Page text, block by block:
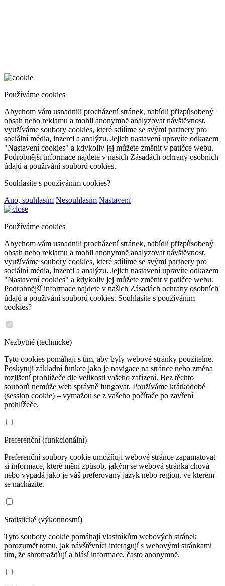
Používáme cookies
Abychom vám usnadnili procházení stránek, nabídli přizpůsobený
obsah nebo reklamu a mohli anonymně analyzovat návštěvnost,
využíváme soubory cookies, které sdílíme se svými partnery pro
sociální média, inzerci a analýzu. Jejich nastavení upravíte odkazem
"Nastavení cookies" a kdykoliv jej můžete změnit v patičce webu.
Podrobnější informace najdete v našich Zásadách ochrany osobních
údajů a používání souborů cookies.
Souhlasíte s používáním cookies?
Ano, souhlasím Nesouhlasím Nastavení
Používáme cookies
Abychom vám usnadnili procházení stránek, nabídli přizpůsobený
obsah nebo reklamu a mohli anonymně analyzovat návštěvnost,
využíváme soubory cookies, které sdílíme se svými partnery pro
sociální média, inzerci a analýzu. Jejich nastavení upravíte odkazem
"Nastavení cookies" a kdykoliv jej můžete změnit v patičce webu.
Podrobnější informace najdete v našich Zásadách ochrany osobních
údajů a používání souborů cookies. Souhlasíte s používáním
cookies?
Nezbytné (technické)
Tyto cookies pomáhají s tím, aby byly webové stránky použitelné.
Poskytují základní funkce jako je navigace na stránce nebo změna
rozlišení prohlížeče dle velikosti vašeho zařízení. Bez těchto
souborů nemůže web správně fungovat. Používáme krátkodobé
(session cookie) – vymažou se z vašeho počítače po zavření
prohlížeče.
Preferenční (funkcionální)
Preferenční soubory cookie umožňují webové stránce zapamatovat
si informace, které mění způsob, jakým se webová stránka chová
nebo vypadá jako je váš preferovaný jazyk nebo region, ve kterém
se nacházíte.
Statistické (výkonnostní)
Tyto soubory cookie pomáhají vlastníkům webových stránek
porozumět tomu, jak návštěvníci interagují s webovými stránkami
tím, že shromažďují a hlásí informace, často anonymně.